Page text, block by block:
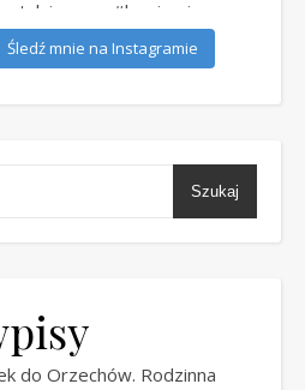
Śledź mnie na Instagramie
Szukaj
do Orzechów. Rodzinna